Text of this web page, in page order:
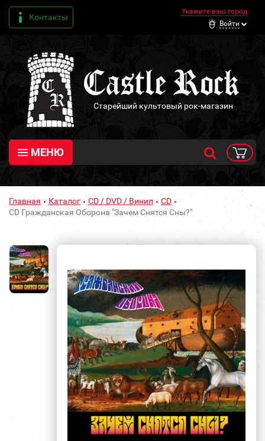
Контакты
Укажите ваш город
Войти
Старейший культовый рок-магазин
МЕНЮ
Главная Каталог CD / DVD / Винил
CD
CD Гражданская Оборона "Зачем Снятся Сны?"